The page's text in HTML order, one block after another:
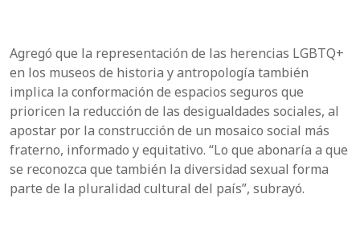
Agregó que la representación de las herencias LGBTQ+
en los museos de historia y antropología también
implica la conformación de espacios seguros que
prioricen la reducción de las desigualdades sociales, al
apostar por la construcción de un mosaico social más
fraterno, informado y equitativo. “Lo que abonaría a que
se reconozca que también la diversidad sexual forma
parte de la pluralidad cultural del país”, subrayó.